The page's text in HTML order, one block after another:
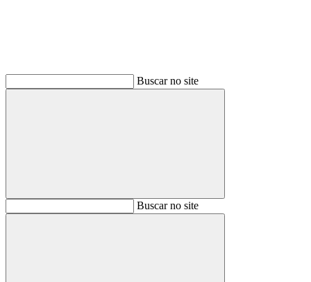
Buscar no site
BuscarBuscar no site